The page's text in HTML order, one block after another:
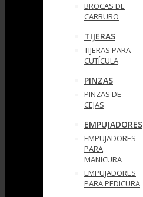
BROCAS DE
CARBURO
TIJERAS
TIJERAS PARA
CUTÍCULA
PINZAS
PINZAS DE
CEJAS
EMPUJADORES
EMPUJADORES
PARA
MANICURA
EMPUJADORES
PARA PEDICURA